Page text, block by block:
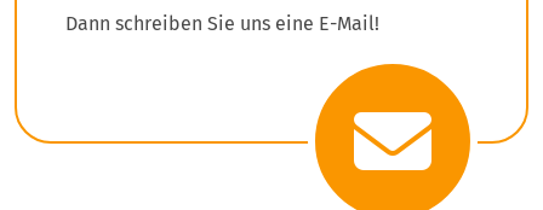
Dann schreiben Sie uns eine E-Mail!